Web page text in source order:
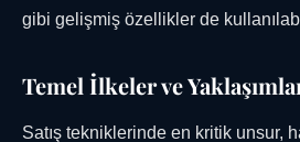
gibi gelişmiş özellikler de
Temel İlkeler ve
Satış tekniklerinde en kritik unsur,